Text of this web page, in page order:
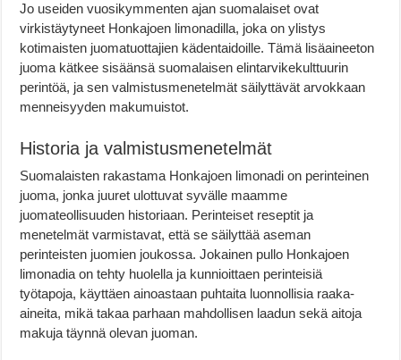
Jo useiden vuosikymmenten ajan suomalaiset ovat
virkistäytyneet Honkajoen limonadilla, joka on ylistys
kotimaisten juomatuottajien kädentaidoille. Tämä lisäaineeton
juoma kätkee sisäänsä suomalaisen elintarvikekulttuurin
perintöä, ja sen valmistusmenetelmät säilyttävät arvokkaan
menneisyyden makumuistot.
Historia ja valmistusmenetelmät
Suomalaisten rakastama Honkajoen limonadi on perinteinen
juoma, jonka juuret ulottuvat syvälle maamme
juomateollisuuden historiaan. Perinteiset reseptit ja
menetelmät varmistavat, että se säilyttää aseman
perinteisten juomien joukossa. Jokainen pullo Honkajoen
limonadia on tehty huolella ja kunnioittaen perinteisiä
työtapoja, käyttäen ainoastaan puhtaita luonnollisia raaka-
aineita, mikä takaa parhaan mahdollisen laadun sekä aitoja
makuja täynnä olevan juoman.